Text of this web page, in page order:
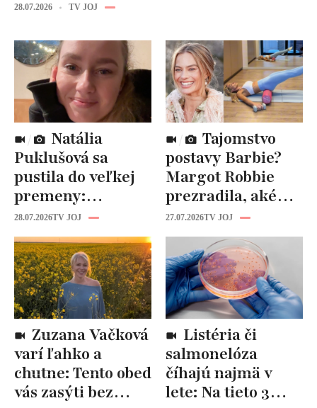
28.07.2026 TV JOJ
Puklušová sa
pustila do veľkej
premeny:
Odborníci však
varujú, pozor na
prísne diéty!
28.07.2026TV JOJ
postavy Barbie?
Margot Robbie
prezradila, aké
cviky jej pomohli
spevniť celé telo
27.07.2026TV JOJ
varí ľahko a
chutne: Tento obed
vás zasýti bez
salmonelóza
číhajú najmä v
lete: Na tieto 3